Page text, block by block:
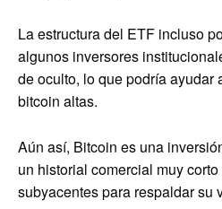
La estructura del ETF incluso
algunos inversores
de oculto, lo que podría ayudar
bitcoin altas.
Aún así, Bitcoin es una
un historial comercial muy
subyacentes para respaldar su